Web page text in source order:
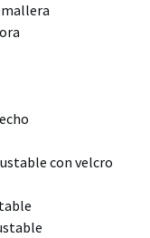
con velcro